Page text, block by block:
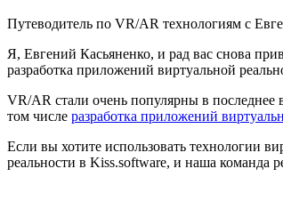
Путеводитель по VR/AR технологиям с
Я, Евгений Касьяненко, и рад вас снова
разработка приложений виртуальной
VR/AR стали очень популярны в последнее
том числе разработка приложений
Если вы хотите использовать технологии
реальности в Kiss.software, и наша команда